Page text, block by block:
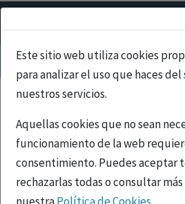
Este sitio web utiliza cookies
para analizar el uso que haces
nuestros servicios.
Aquellas cookies que no sean
funcionamiento de la web
consentimiento. Puedes aceptar
rechazarlas todas o consultar